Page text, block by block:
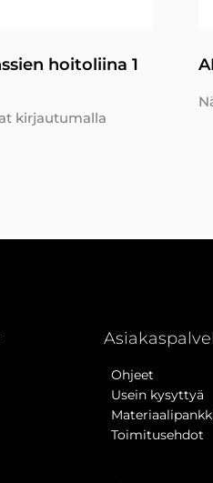
hoitoliina 1
kirjautumalla
Ohjeet
Usein kysyttyä
Toimitusehdot